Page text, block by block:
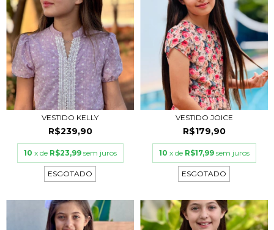
VESTIDO KELLY
R$239,90
10 x de R$23,99 sem juros
ESGOTADO
VESTIDO JOICE
R$179,90
10 x de R$17,99 sem juros
ESGOTADO